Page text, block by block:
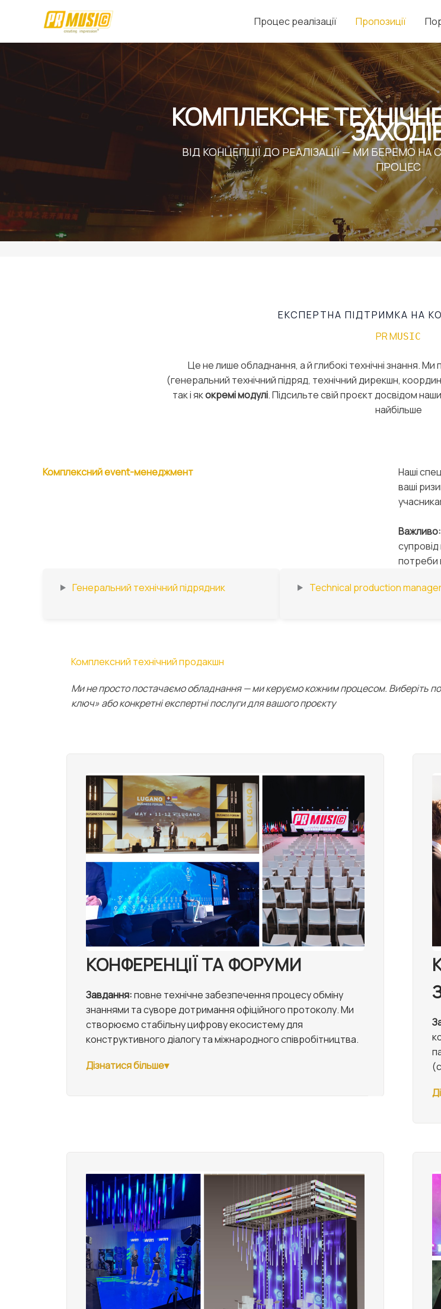
Процес реалізації Пропозиції
КОМПЛЕКСНЕ
ВІД КОНЦЕПЦІЇ ДО РЕАЛІЗАЦІЇ — МИ БЕРЕМО НА
ПРОЦЕС
ЕКСПЕРТНА ПІДТРИМКА НА
PR MUSIC
Це не лише обладнання, а й глибокі технічні знання.
(генеральний технічний підряд, технічний дирекшн,
так і якокремі модулі. Підсильте свій проєкт досвідом
найбільше
Комплексний event-менеджмент
Наші
ваші
Важливо:
супровід
потреби
Генеральний технічний підрядник Technical production
Комплексний технічний продакшн
Ми не просто постачаємо обладнання — ми керуємо кожним процесом. Виберіть
ключ» або конкретні експертні послуги для вашого проєкту
КОНФЕРЕНЦІЇ ТА ФОРУМИ
Завдання:повне технічне забезпечення процесу обміну
знаннями та суворе дотримання офіційного протоколу. Ми
створюємо стабільну цифрову екосистему для
конструктивного діалогу та міжнародного співробітництва.
Дізнатися більше